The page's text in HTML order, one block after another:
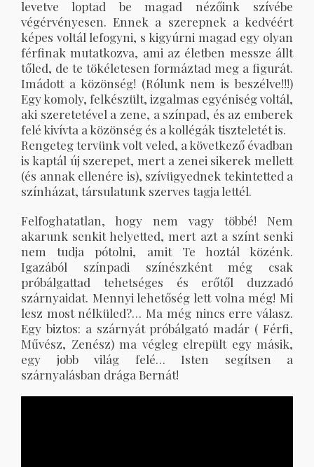
levetve loptad be magad nézőink szívébe
végérvényesen. Ennek a szerepnek a kedvéért
képes voltál lefogyni, s kigyúrni magad egy olyan
férfinak mutatkozva, ami az életben messze állt
tőled, de te tökéletesen formáztad meg a figurát.
Imádott a közönség! (Rólunk nem is beszélve!!!)
Egy komoly, felkészült, izgalmas egyéniség voltál,
aki szeretetével a zene, a színpad, és az emberek
felé kivívta a közönség és a kollégák tiszteletét is.
Rengeteg tervünk volt veled, a következő évadban
is kaptál új szerepet, mert a zenei sikerek mellett
(és annak ellenére is), szívügyednek tekintetted a
színházat, társulatunk szerves tagja lettél.
Felfoghatatlan, hogy nem vagy többé! Nem
akarunk senkit helyetted, mert azt a színt senki
nem tudja pótolni, amit Te hoztál közénk.
Igazából színpadi színészként még csak
próbálgattad tehetséges és erőtől duzzadó
szárnyaidat. Mennyi lehetőség lett volna még! Mi
lesz most nélküled?… Ma még nincs erre válasz.
Egy biztos: a szárnyát próbálgató madár ( Férfi,
Művész, Zenész) ma végleg elrepült egy másik,
egy jobb világ felé… Isten segítsen a
szárnyalásban drága Bernát!